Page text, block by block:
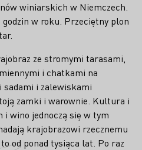
winiarskich w Niemczech.
godzin w roku. Przeciętny plon
ze stromymi tarasami,
i chatkami na
sadami i zalewiskami
zamki i warownie. Kultura i
wino jednoczą się w tym
krajobrazowi rzecznemu
od ponad tysiąca lat. Po raz